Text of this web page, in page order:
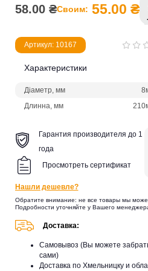
58.00 ₴Своим: 55.00 ₴
Артикул: 10167
Характеристики
Діаметр, мм
Длинна, мм
Гарантия производителя до 1
года
Просмотреть сертификат
Нашли дешевле?
Обратите внимание: не все товары мы
Подробности уточняйте у Вашего
Доставка:
Самовывоз (Вы можете
сами)
Доставка по Хмельницку и